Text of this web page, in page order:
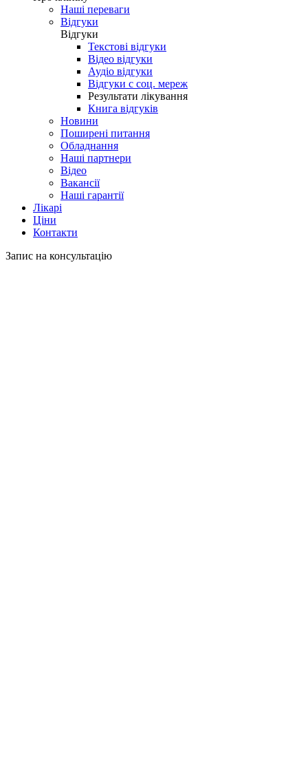
Наші переваги
Відгуки
Відгуки
Текстові відгуки
Відео відгуки
Аудіо відгуки
Відгуки с соц. мереж
Результати лікування
Книга відгуків
Новини
Поширені питання
Обладнання
Наші партнери
Відео
Вакансії
Наші гарантії
Лікарі
Ціни
Контакти
Запис на консультацію